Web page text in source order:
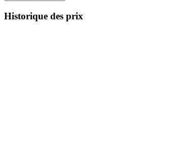
Historique des prix